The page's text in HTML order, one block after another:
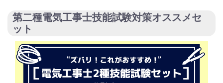
第二種電気工事士技能試験対策オススメセ
ット